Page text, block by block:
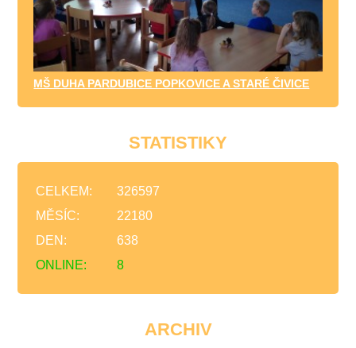
MŠ DUHA PARDUBICE POPKOVICE A STARÉ ČIVICE
STATISTIKY
ONLINE: 8
CELKEM:
326597
MĚSÍC:
22180
DEN:
638
ARCHIV